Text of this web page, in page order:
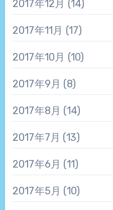
2017年12月 (14)
2017年11月 (17)
2017年10月 (10)
2017年9月 (8)
2017年8月 (14)
2017年7月 (13)
2017年6月 (11)
2017年5月 (10)